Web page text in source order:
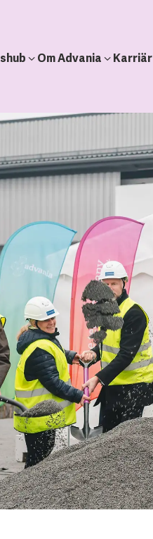
Om Advania Karriär